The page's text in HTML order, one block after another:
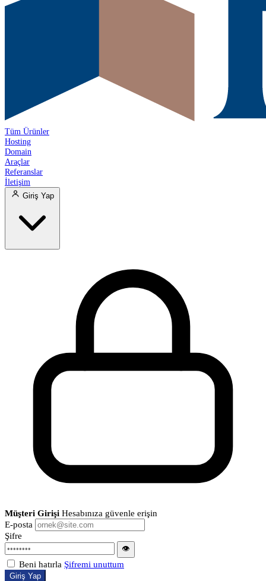
Tüm Ürünler
Hosting
Domain
Araçlar
Referanslar
İletişim
Giriş Yap
Müşteri Girişi Hesabınıza güvenle erişin
E-posta
Şifre
👁
Beni hatırla Şifremi unuttum
Giriş Yap